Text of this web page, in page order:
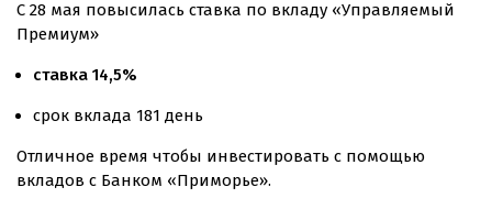
С 28 мая повысилась ставка по вкладу «Управляемый
Премиум»
ставка 14,5%
срок вклада 181 день
Отличное время чтобы инвестировать с помощью
вкладов с Банком «Приморье».